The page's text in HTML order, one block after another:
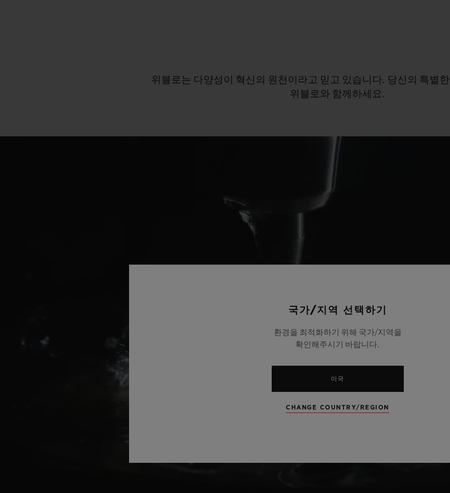
위블로는 다양성이 혁신의 원천이라고 믿고 있습니다. 당신의 특별한
위블로와 함께하세요.
국가/지역 선택하기
환경을 최적화하기 위해 국가/지역을
확인해주시기 바랍니다.
미국
CHANGE COUNTRY/REGION